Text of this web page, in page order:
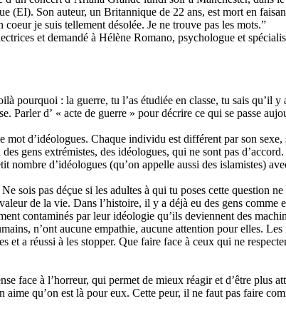
(EI). Son auteur, un Britannique de 22 ans, est mort en
je suis tellement désolée. Je ne trouve pas les mots.”
et demandé à Hélène Romano, psychologue et
pourquoi : la guerre, tu l’as étudiée en classe, tu sais qu’il
Parler d’ « acte de guerre » pour décrire ce qui se passe
mot d’idéologues. Chaque individu est différent par son
gens extrémistes, des idéologues, qui ne sont pas
d’idéologues (qu’on appelle aussi des islamistes)
sois pas déçue si les adultes à qui tu poses cette question
de la vie. Dans l’histoire, il y a déjà eu des gens comme
contaminés par leur idéologie qu’ils deviennent des
n’ont aucune empathie, aucune attention pour elles.
a réussi à les stopper. Que faire face à ceux qui ne
face à l’horreur, qui permet de mieux réagir et d’être plus
qu’on est là pour eux. Cette peur, il ne faut pas faire